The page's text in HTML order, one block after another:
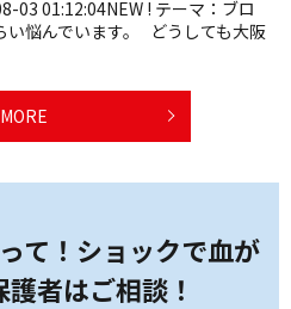
03 01:12:04NEW ! テーマ：ブロ
い悩んでいます。 どうしても大阪
MORE
て！ショックで血が
者はご相談！